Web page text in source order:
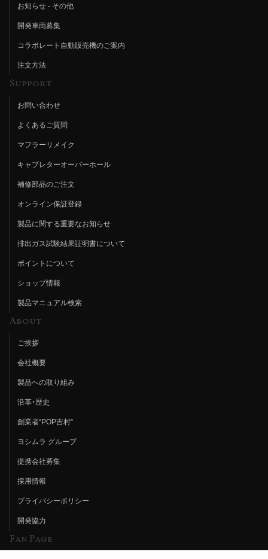
お知らせ - その他
開発車両募集
コラボレート自動販売機のご案内
注文方法
Support
お問い合わせ
よくあるご質問
マフラーリメイク
キャブレターオーバーホール
補修部品のご注文
オンライン保証登録
製品に関する重要なお知らせ
排出ガス試験結果証明書について
ポイントについて
ショップ情報
製品マニュアル検索
About
ご挨拶
会社概要
製品への取り組み
沿革・歴史
創業者“POP吉村”
ヨシムラ グループ
提携会社募集
採用情報
プライバシーポリシー
開発協力
Fan Page